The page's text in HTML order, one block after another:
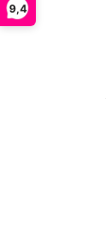
9,4